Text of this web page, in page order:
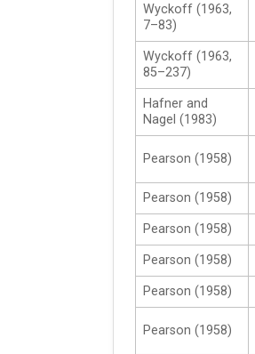
Wyckoff (1963,
7–83)
Wyckoff (1963,
85–237)
Hafner and
Nagel (1983)
Pearson (1958)
Pearson (1958)
Pearson (1958)
Pearson (1958)
Pearson (1958)
Pearson (1958)